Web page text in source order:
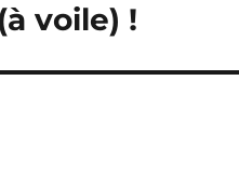
voile) !